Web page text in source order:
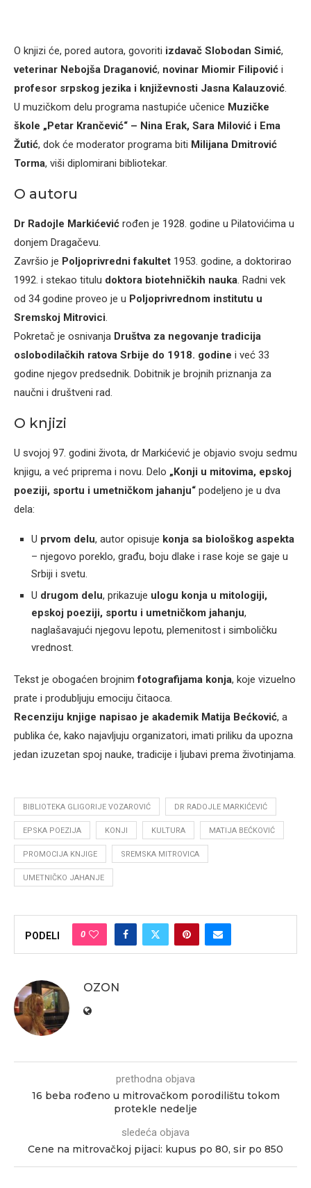
O knjizi će, pored autora, govoriti izdavač Slobodan Simić,
veterinar Nebojša Draganović, novinar Miomir Filipović i
profesor srpskog jezika i književnosti Jasna Kalauzović.
U muzičkom delu programa nastupiće učenice Muzičke
škole „Petar Krančević“ – Nina Erak, Sara Milović i Ema
Žutić, dok će moderator programa biti Milijana Dmitrović
Torma, viši diplomirani bibliotekar.
O autoru
Dr Radojle Markićević rođen je 1928. godine u Pilatovićima u
donjem Dragačevu.
Završio je Poljoprivredni fakultet 1953. godine, a doktorirao
1992. i stekao titulu doktora biotehničkih nauka. Radni vek
od 34 godine proveo je u Poljoprivrednom institutu u
Sremskoj Mitrovici.
Pokretač je osnivanja Društva za negovanje tradicija
oslobodilačkih ratova Srbije do 1918. godine i već 33
godine njegov predsednik. Dobitnik je brojnih priznanja za
naučni i društveni rad.
O knjizi
U svojoj 97. godini života, dr Markićević je objavio svoju sedmu
knjigu, a već priprema i novu. Delo „Konji u mitovima, epskoj
poeziji, sportu i umetničkom jahanju“ podeljeno je u dva
dela:
U prvom delu, autor opisuje konja sa biološkog aspekta
– njegovo poreklo, građu, boju dlake i rase koje se gaje u
Srbiji i svetu.
U drugom delu, prikazuje ulogu konja u mitologiji,
epskoj poeziji, sportu i umetničkom jahanju,
naglašavajući njegovu lepotu, plemenitost i simboličku
vrednost.
Tekst je obogaćen brojnimfotografijama konja, koje vizuelno
prate i produbljuju emociju čitaoca.
Recenziju knjige napisao je akademik Matija Bećković, a
publika će, kako najavljuju organizatori, imati priliku da upozna
jedan izuzetan spoj nauke, tradicije i ljubavi prema životinjama.
BIBLIOTEKA GLIGORIJE VOZAROVIĆ DR RADOJLE MARKIĆEVIĆ
EPSKA POEZIJA KONJI KULTURA MATIJA BEĆKOVIĆ
PROMOCIJA KNJIGE SREMSKA MITROVICA
UMETNIČKO JAHANJE
PODELI 0
OZON
prethodna objava
16 beba rođeno u mitrovačkom porodilištu tokom
protekle nedelje
sledeća objava
Cene na mitrovačkoj pijaci: kupus po 80, sir po 850